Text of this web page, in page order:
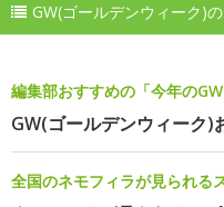
GW(ゴールデンウィーク)
編集部おすすめの「今年の
GW(ゴールデンウィーク)
全国のネモフィラが見られる